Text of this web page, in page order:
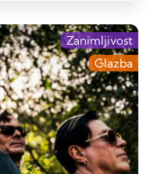
Zanimljivost
Glazba